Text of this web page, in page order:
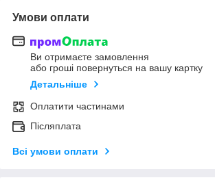
Умови оплати
Ви отримаєте замовлення
або гроші повернуться на вашу картку
Детальніше
Оплатити частинами
Післяплата
Всі умови оплати